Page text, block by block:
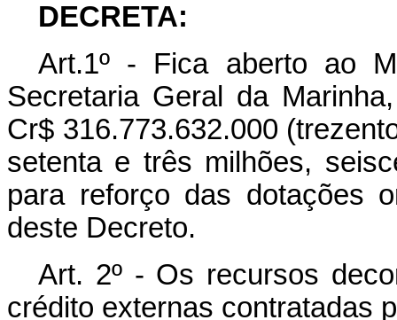
DECRETA:
Art.1º - Fica aberto ao
Secretaria Geral da
Cr$ 316.773.632.000
setenta e três milhões,
para reforço das dotações
deste Decreto.
Art. 2º - Os recursos
crédito externas contratadas